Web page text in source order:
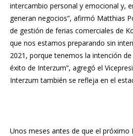
intercambio personal y emocional y,
generan negocios”, afirmó Matthias
de gestión de ferias comerciales de
que nos estamos preparando sin
2021, porque tenemos la intención
éxito de Interzum”, agregó el
Interzum también se refleja en el
Unos meses antes de que el próximo